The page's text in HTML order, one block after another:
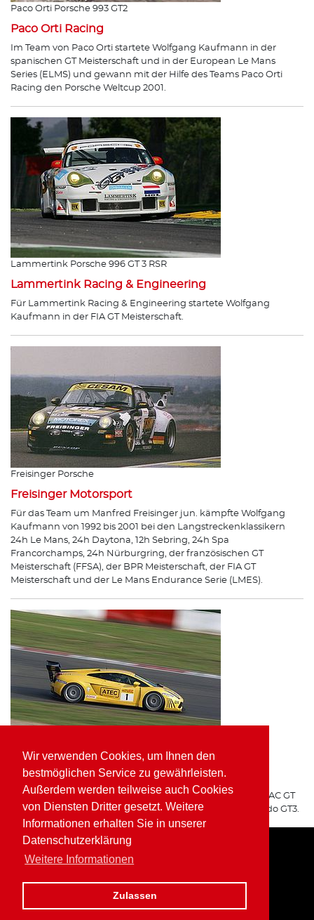
Wir verwenden Cookies, um Ihnen den
bestmöglichen Service zu gewährleisten.
Außerdem werden teilweise auch Cookies
von Diensten Dritter gesetzt. Weitere
Informationen erhalten Sie in unserer
Datenschutzerklärung
Weitere Informationen
Zulassen
Paco Orti Porsche 993 GT2
Paco Orti Racing
Im Team von Paco Orti startete Wolfgang Kaufmann in der
spanischen GT Meisterschaft und in der European Le Mans
Series (ELMS) und gewann mit der Hilfe des Teams Paco Orti
Racing den Porsche Weltcup 2001.
Lammertink Porsche 996 GT 3 RSR
Lammertink Racing & Engineering
Für Lammertink Racing & Engineering startete Wolfgang
Kaufmann in der FIA GT Meisterschaft.
Freisinger Porsche
Freisinger Motorsport
Für das Team um Manfred Freisinger jun. kämpfte Wolfgang
Kaufmann von 1992 bis 2001 bei den Langstreckenklassikern
24h Le Mans, 24h Daytona, 12h Sebring, 24h Spa
Francorchamps, 24h Nürburgring, der französischen GT
Meisterschaft (FFSA), der BPR Meisterschaft, der FIA GT
Meisterschaft und der Le Mans Endurance Serie (LMES).
ATEC Fluid Systems Lamborghini Gallardo GT3
ARGO Racing
Für ARGO Racing startete Wolfgang Kaufmann in der ADAC GT
Masters auf dem ATEC Fluid Systems Lamborghini Gallardo GT3.
Home Impressum